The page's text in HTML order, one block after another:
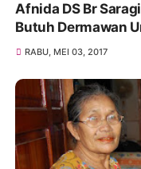
Afnida DS Br
Butuh Dermawan
RABU, MEI 03, 2017